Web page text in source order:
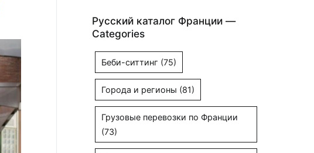
Русский каталог Франции —
Categories
Беби-ситтинг (75)
Города и регионы (81)
Грузовые перевозки по Франции
(73)